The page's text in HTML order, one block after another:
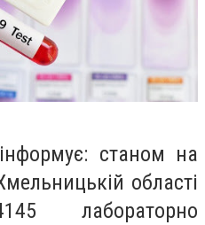
станом на
області
лабораторно